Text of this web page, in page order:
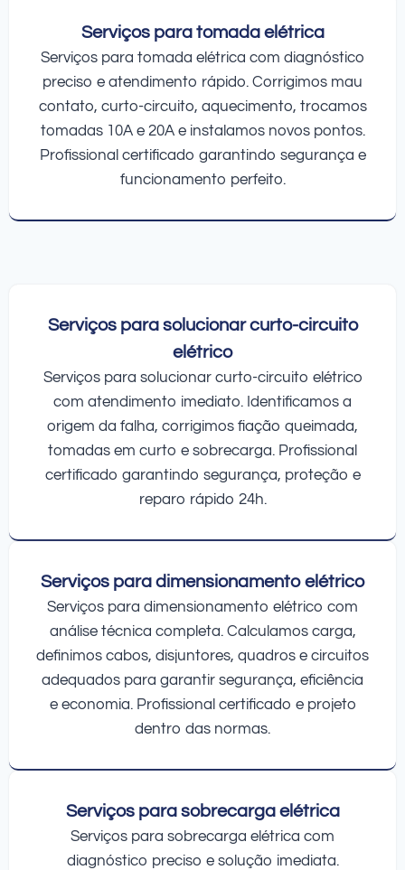
Serviços para tomada elétrica
Serviços para tomada elétrica com diagnóstico
preciso e atendimento rápido. Corrigimos mau
contato, curto-circuito, aquecimento, trocamos
tomadas 10A e 20A e instalamos novos pontos.
Profissional certificado garantindo segurança e
funcionamento perfeito.
Serviços para solucionar curto-circuito
elétrico
Serviços para solucionar curto-circuito elétrico
com atendimento imediato. Identificamos a
origem da falha, corrigimos fiação queimada,
tomadas em curto e sobrecarga. Profissional
certificado garantindo segurança, proteção e
reparo rápido 24h.
Serviços para dimensionamento elétrico
Serviços para dimensionamento elétrico com
análise técnica completa. Calculamos carga,
definimos cabos, disjuntores, quadros e circuitos
adequados para garantir segurança, eficiência
e economia. Profissional certificado e projeto
dentro das normas.
Serviços para sobrecarga elétrica
Serviços para sobrecarga elétrica com
diagnóstico preciso e solução imediata.